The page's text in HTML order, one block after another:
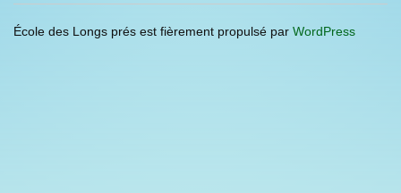
École des Longs prés est fièrement propulsé par WordPress